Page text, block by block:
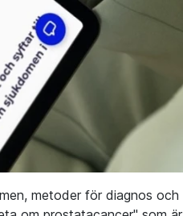
metoder för diagnos och